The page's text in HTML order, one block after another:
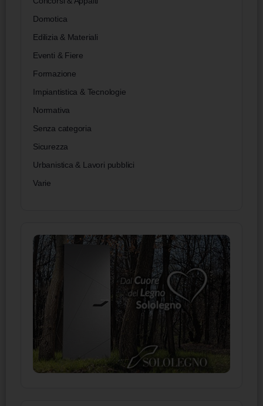
Domotica
Edilizia & Materiali
Eventi & Fiere
Formazione
Impiantistica & Tecnologie
Normativa
Senza categoria
Sicurezza
Urbanistica & Lavori pubblici
Varie